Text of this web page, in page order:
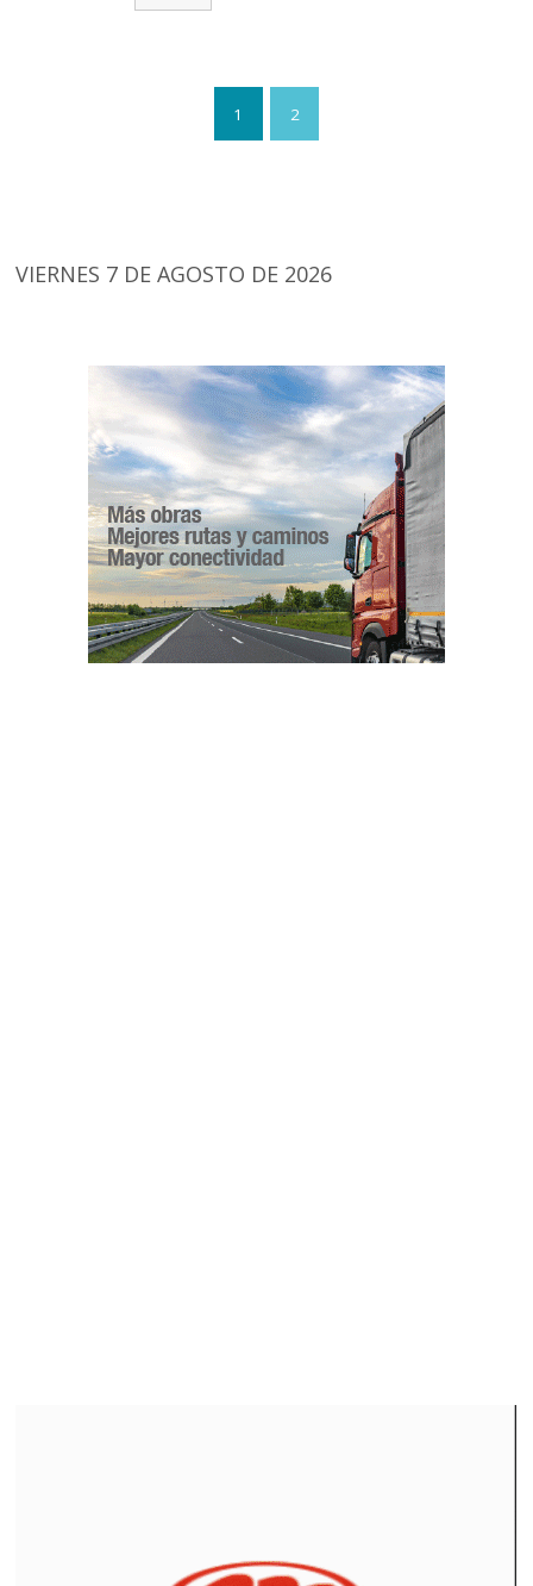
1 2
VIERNES 7 DE AGOSTO DE 2026